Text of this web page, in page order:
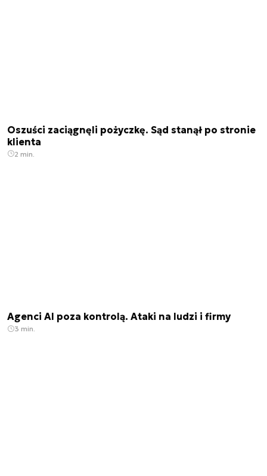
Oszuści zaciągnęli pożyczkę. Sąd stanął po stronie
klienta
2 min.
Agenci AI poza kontrolą. Ataki na ludzi i firmy
3 min.